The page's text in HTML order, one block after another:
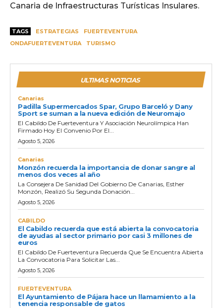
Canaria de Infraestructuras Turísticas Insulares.
TAGS ESTRATEGIAS
FUERTEVENTURA
ONDAFUERTEVENTURA
TURISMO
ULTIMAS NOTICIAS
Canarias
Padilla Supermercados Spar, Grupo Barceló y Dany
Sport se suman a la nueva edición de Neuromajo
El Cabildo De Fuerteventura Y Asociación Neurolímpica Han
Firmado Hoy El Convenio Por El...
Agosto 5, 2026
Canarias
Monzón recuerda la importancia de donar sangre al
menos dos veces al año
La Consejera De Sanidad Del Gobierno De Canarias, Esther
Monzón, Realizó Su Segunda Donación...
Agosto 5, 2026
CABILDO
El Cabildo recuerda que está abierta la convocatoria
de ayudas al sector primario por casi 3 millones de
euros
El Cabildo De Fuerteventura Recuerda Que Se Encuentra Abierta
La Convocatoria Para Solicitar Las...
Agosto 5, 2026
FUERTEVENTURA
El Ayuntamiento de Pájara hace un llamamiento a la
tenencia responsable de gatos